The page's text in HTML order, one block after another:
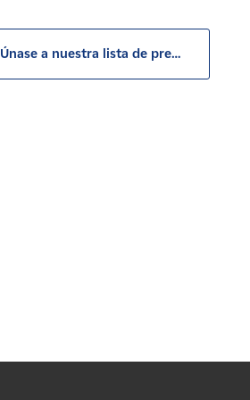
Únase a nuestra lista de prensa